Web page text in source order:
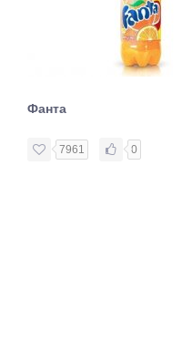
Фанта
7961 0